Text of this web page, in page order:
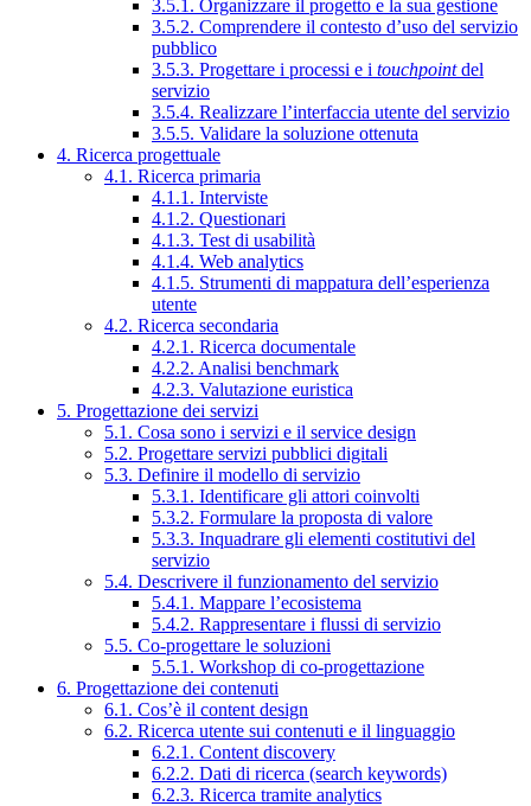
3.5.1. Organizzare il progetto e la sua gestione
3.5.2. Comprendere il contesto d’uso del servizio
pubblico
3.5.3. Progettare i processi e i touchpointdel
servizio
3.5.4. Realizzare l’interfaccia utente del servizio
3.5.5. Validare la soluzione ottenuta
4. Ricerca progettuale
4.1. Ricerca primaria
4.1.1. Interviste
4.1.2. Questionari
4.1.3. Test di usabilità
4.1.4. Web analytics
4.1.5. Strumenti di mappatura dell’esperienza
utente
4.2. Ricerca secondaria
4.2.1. Ricerca documentale
4.2.2. Analisi benchmark
4.2.3. Valutazione euristica
5. Progettazione dei servizi
5.1. Cosa sono i servizi e il service design
5.2. Progettare servizi pubblici digitali
5.3. Definire il modello di servizio
5.3.1. Identificare gli attori coinvolti
5.3.2. Formulare la proposta di valore
5.3.3. Inquadrare gli elementi costitutivi del
servizio
5.4. Descrivere il funzionamento del servizio
5.4.1. Mappare l’ecosistema
5.4.2. Rappresentare i flussi di servizio
5.5. Co-progettare le soluzioni
5.5.1. Workshop di co-progettazione
6. Progettazione dei contenuti
6.1. Cos’è il content design
6.2. Ricerca utente sui contenuti e il linguaggio
6.2.1. Content discovery
6.2.2. Dati di ricerca (search keywords)
6.2.3. Ricerca tramite analytics